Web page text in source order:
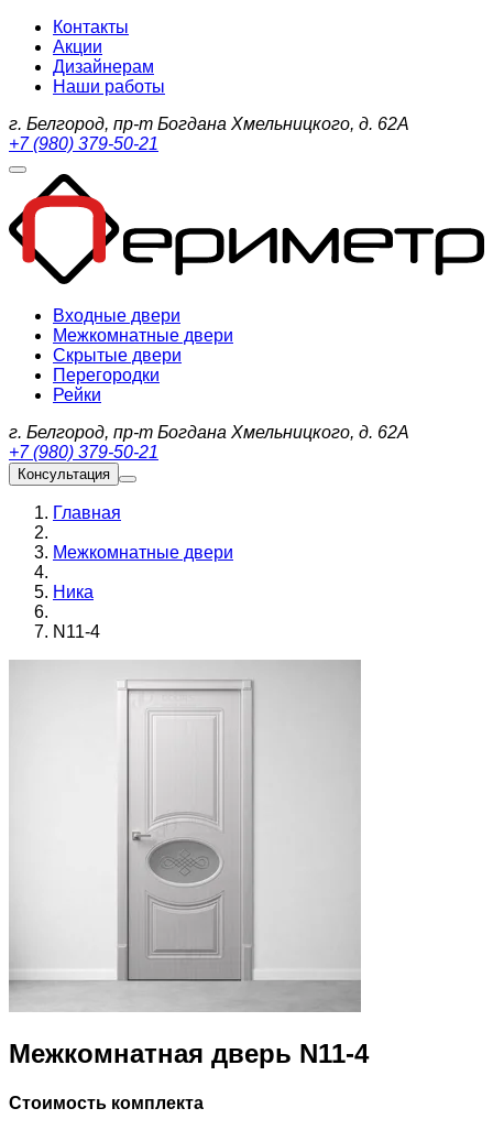
Контакты
Акции
Дизайнерам
Наши работы
г. Белгород, пр-т Богдана Хмельницкого, д. 62А
+7 (980) 379-50-21
Входные двери
Межкомнатные двери
Скрытые двери
Перегородки
Рейки
г. Белгород, пр-т Богдана Хмельницкого, д. 62А
+7 (980) 379-50-21
Консультация
Главная
Межкомнатные двери
Ника
N11-4
Межкомнатная дверь N11-4
Стоимость комплекта